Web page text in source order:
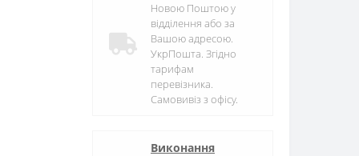
Новою Поштою у
відділення або за
Вашою адресою.
УкрПошта. Згідно
тарифам
перевізника.
Самовивіз з офісу.
Виконання